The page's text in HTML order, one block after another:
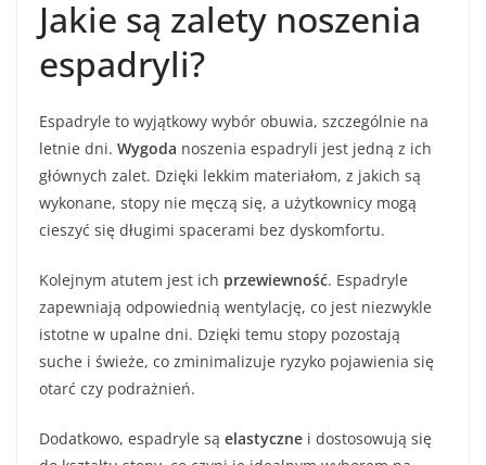
Jakie są zalety noszenia
espadryli?
Espadryle to wyjątkowy wybór obuwia, szczególnie na
letnie dni. Wygoda noszenia espadryli jest jedną z ich
głównych zalet. Dzięki lekkim materiałom, z jakich są
wykonane, stopy nie męczą się, a użytkownicy mogą
cieszyć się długimi spacerami bez dyskomfortu.
Kolejnym atutem jest ich przewiewność. Espadryle
zapewniają odpowiednią wentylację, co jest niezwykle
istotne w upalne dni. Dzięki temu stopy pozostają
suche i świeże, co zminimalizuje ryzyko pojawienia się
otarć czy podrażnień.
Dodatkowo, espadryle są elastyczne i dostosowują się